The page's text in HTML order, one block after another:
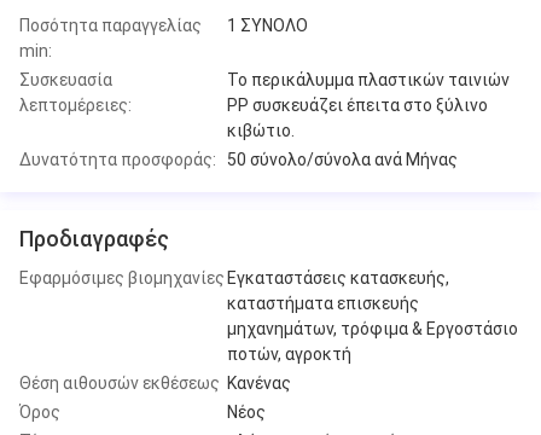
Ποσότητα παραγγελίας
min:
1 ΣΥΝΟΛΟ
Συσκευασία
λεπτομέρειες:
Το περικάλυμμα πλαστικών ταινιών
PP συσκευάζει έπειτα στο ξύλινο
κιβώτιο.
Δυνατότητα προσφοράς:
50 σύνολο/σύνολα ανά Μήνας
Προδιαγραφές
Εφαρμόσιμες βιομηχανίες Εγκαταστάσεις κατασκευής,
καταστήματα επισκευής
μηχανημάτων, τρόφιμα & Εργοστάσιο
ποτών, αγροκτή
Θέση αιθουσών εκθέσεως Κανένας
Όρος
Νέος